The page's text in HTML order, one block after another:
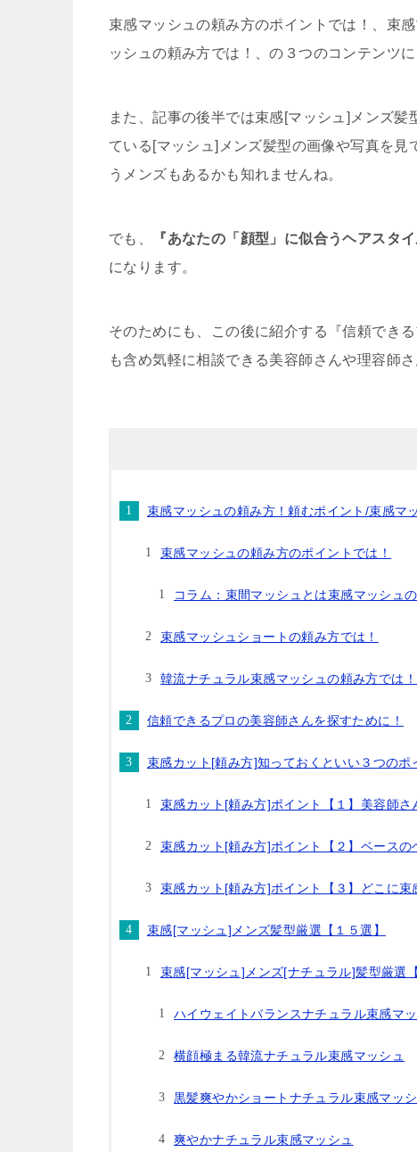
束感マッシュの頼み方のポイントでは！、束
ッシュの頼み方では！、の３つのコンテンツに
また、記事の後半では束感[マッシュ]メンズ
ている[マッシュ]メンズ髪型の画像や写真を
うメンズもあるかも知れませんね。
でも、 『あなたの「顔型」に似合うヘアスタ
になります。
そのためにも、この後に紹介する『信頼でき
も含め気軽に相談できる美容師さんや理容師
束感マッシュの頼み方！頼むポイント/束感マ
束感マッシュの頼み方のポイントでは！
コラム：束間マッシュとは束感マッシュ
束感マッシュショートの頼み方では！
韓流ナチュラル束感マッシュの頼み方では！
信頼できるプロの美容師さんを探すために！
束感カット[頼み方]知っておくといい３つのポ
束感カット[頼み方]ポイント【１】美容師さ
束感カット[頼み方]ポイント【２】ベースの
束感カット[頼み方]ポイント【３】どこに束
束感[マッシュ]メンズ髪型厳選【１５選】
束感[マッシュ]メンズ[ナチュラル]髪型厳選【
ハイウェイトバランスナチュラル束感マッ
横顔極まる韓流ナチュラル束感マッシュ
黒髪爽やかショートナチュラル束感マッシ
爽やかナチュラル束感マッシュ